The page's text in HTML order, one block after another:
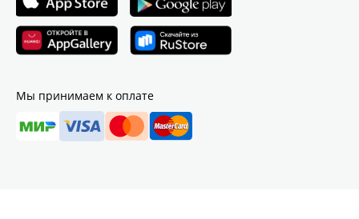
Мы принимаем к оплате